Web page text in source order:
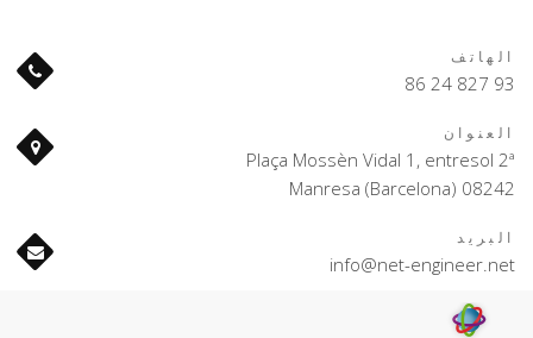
الهاتف
93 827 24 86
العنوان
Plaça Mossèn Vidal 1, entresol 2ª
08242 Manresa (Barcelona)
البريد
info@net-engineer.net